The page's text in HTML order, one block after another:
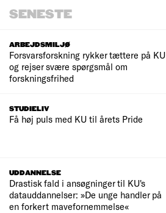
SENESTE
ARBEJDSMILJØ
Forsvarsforskning rykker tættere på KU
og rejser svære spørgsmål om
forskningsfrihed
STUDIELIV
Få høj puls med KU til årets Pride
UDDANNELSE
Drastisk fald i ansøgninger til KU's
datauddannelser: »De unge handler på
en forkert mavefornemmelse«